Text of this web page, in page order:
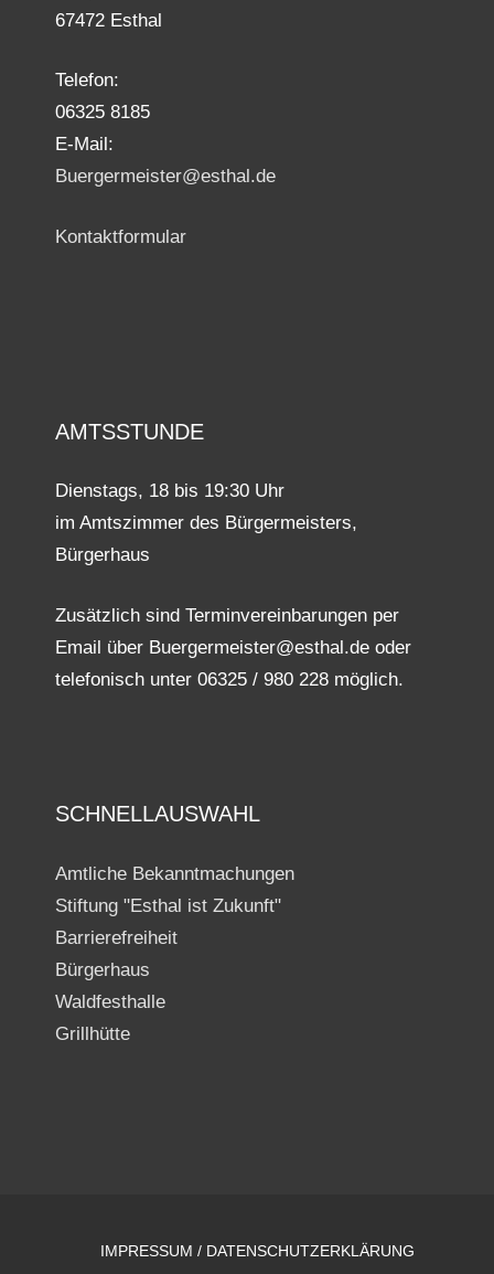
67472 Esthal
Telefon:
06325 8185
E-Mail:
Buergermeister@esthal.de
Kontaktformular
AMTSSTUNDE
Dienstags, 18 bis 19:30 Uhr
im Amtszimmer des Bürgermeisters,
Bürgerhaus
Zusätzlich sind Terminvereinbarungen per
Email über Buergermeister@esthal.de oder
telefonisch unter 06325 / 980 228 möglich.
SCHNELLAUSWAHL
Amtliche Bekanntmachungen
Stiftung "Esthal ist Zukunft"
Barrierefreiheit
Bürgerhaus
Waldfesthalle
Grillhütte
IMPRESSUM / DATENSCHUTZERKLÄRUNG